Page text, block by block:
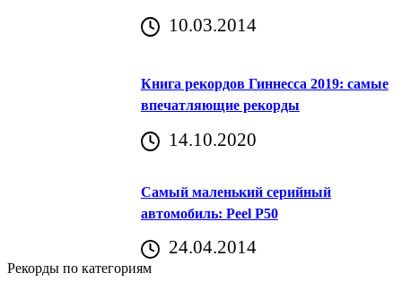
10.03.2014
Книга рекордов Гиннесса 2019: самые
впечатляющие рекорды
14.10.2020
Самый маленький серийный
автомобиль: Peel P50
24.04.2014
Рекорды по категориям